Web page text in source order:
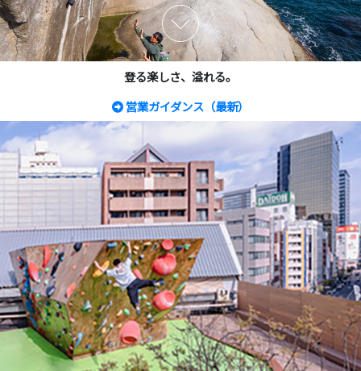
登る楽しさ、溢れる。
営業ガイダンス（最新）